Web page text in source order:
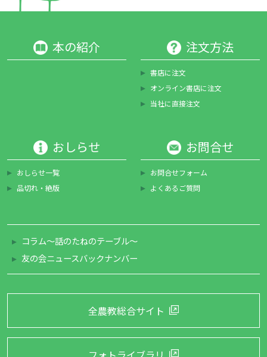
本の紹介 注文方法
書店に注文
オンライン書店に注文
当社に直接注文
おしらせ
おしらせ一覧
品切れ・絶版
お問合せ
お問合せフォーム
よくあるご質問
コラム～話のたねのテーブル～
友の会ニュースバックナンバー
全農教総合サイト